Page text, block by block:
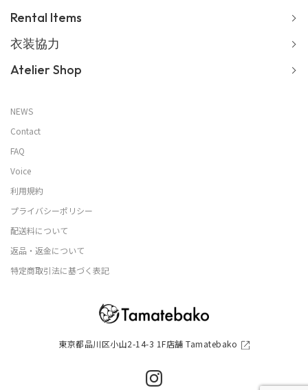
東京都品川区小山2-14-3 1F店舗 Tamatebako
Rental Items
衣装協力
Atelier Shop
NEWS
Contact
FAQ
Voice
利用規約
プライバシーポリシー
配送料について
返品・返金について
特定商取引法に基づく表記